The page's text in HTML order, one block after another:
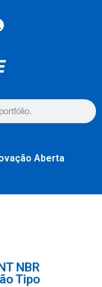
Aberta
NBR
Tipo